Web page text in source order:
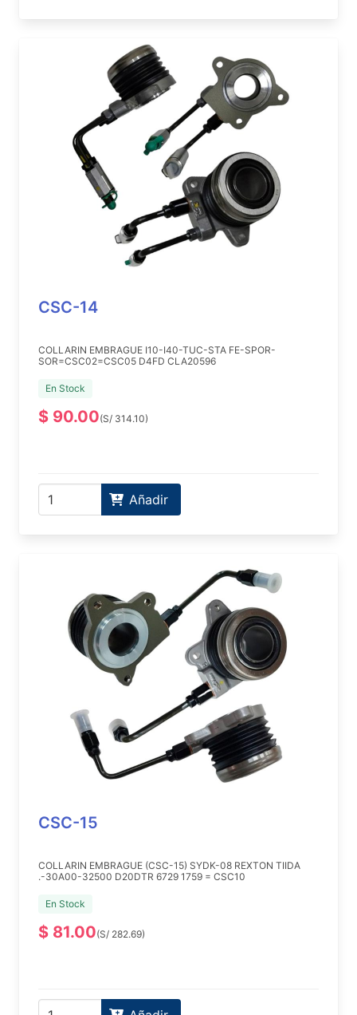
CSC-14
COLLARIN EMBRAGUE I10-I40-TUC-STA FE-SPOR-
SOR=CSC02=CSC05 D4FD CLA20596
En Stock
$ 90.00(S/ 314.10)
Añadir
CSC-15
COLLARIN EMBRAGUE (CSC-15) SYDK-08 REXTON TIIDA
.-30A00-32500 D20DTR 6729 1759 = CSC10
En Stock
$ 81.00(S/ 282.69)